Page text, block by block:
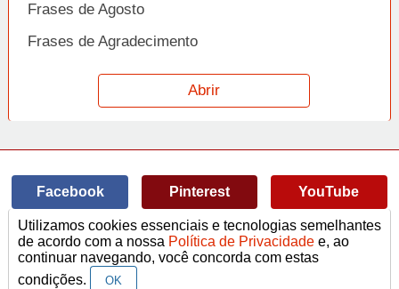
Frases de Agosto
Frases de Agradecimento
Frases de Amizade
Frases de Amor
Frases de Arrependimento
Frases de Atitude
Frases de Azar
Abrir
Facebook Pinterest YouTube
© Copyright 2014-2022A Frase.
Termos de Uso / Privacidade
Frases
Vídeos
contato@afrase.com.br
Utilizamos cookies essenciais e tecnologias semelhantes
de acordo com a nossa Política de Privacidade e, ao
continuar navegando, você concorda com estas
condições.
OK